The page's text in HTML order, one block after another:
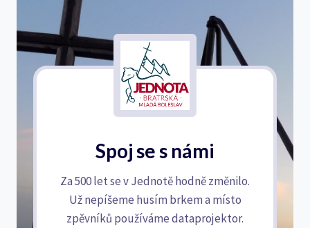
Spoj se s námi
Za 500 let se v Jednotě hodně změnilo.
Už nepíšeme husím brkem a místo
zpěvníků používáme dataprojektor.